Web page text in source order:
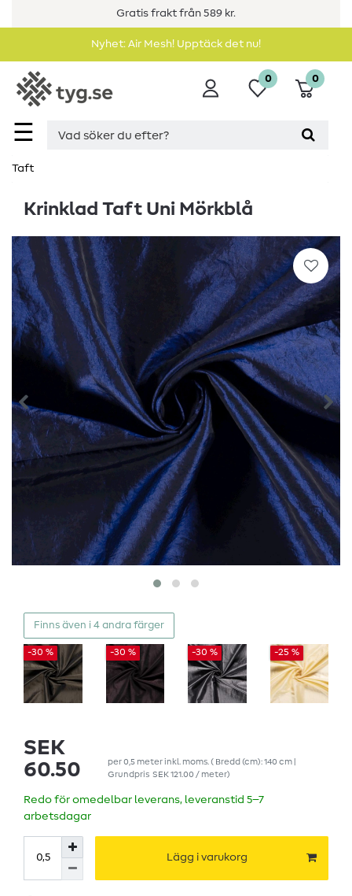
Gratis frakt från 589 kr.
Nyhet: Air Mesh! Upptäck det nu!
☰
0 0
Taft
Krinklad Taft Uni Mörkblå
Finns även i 4 andra färger
-30 % -30 % -30 % -25 %
SEK
60.50
per0,5 meterinkl. moms. ( Bredd (cm): 140 cm |
GrundprisSEK 121.00 / meter)
Redo för omedelbar leverans, leveranstid 5–7
arbetsdagar
Lägg i varukorg